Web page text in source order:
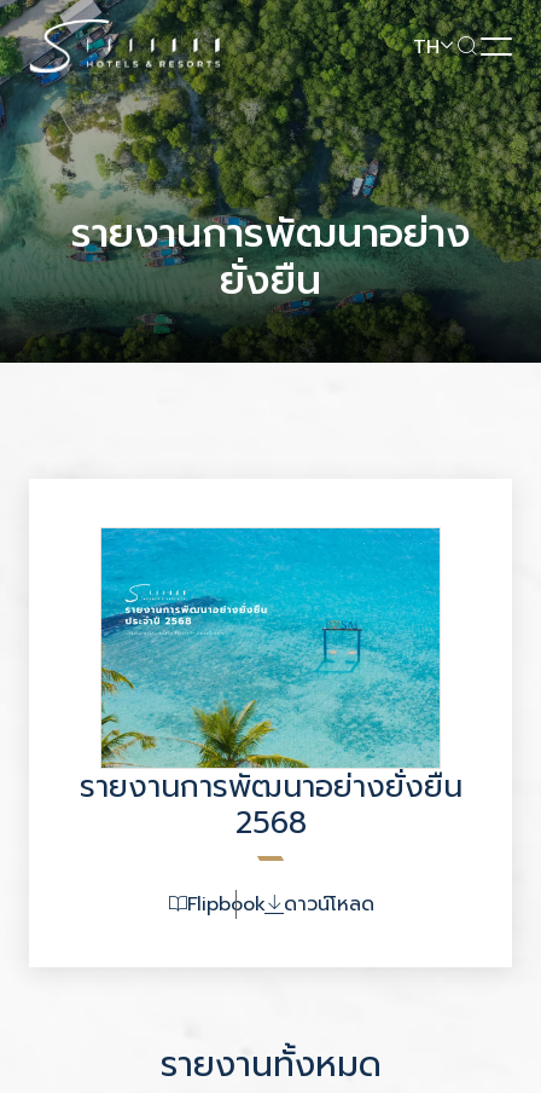
TH
รายงานการพัฒนาอย่าง
ยั่งยืน
รายงานการพัฒนาอย่างยั่งยืน
2568
Flipbook ดาวน์โหลด
รายงานทั้งหมด